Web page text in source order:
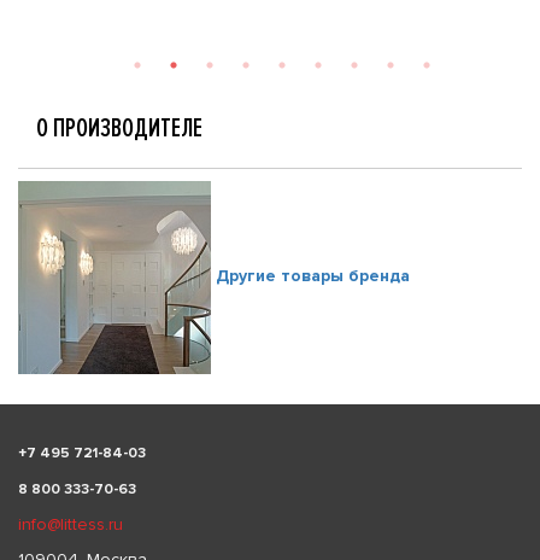
О ПРОИЗВОДИТЕЛЕ
Другие товары бренда
+7 495 721-84-03
8 800 333-70-63
info@littess.ru